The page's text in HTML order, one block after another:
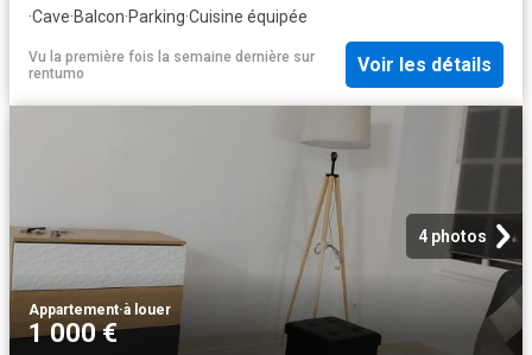
·Cave·Balcon·Parking·Cuisine équipée
Vu la première fois la semaine dernière sur
rentumo
Voir les détails
4 photos
Appartement·à louer
1 000 €